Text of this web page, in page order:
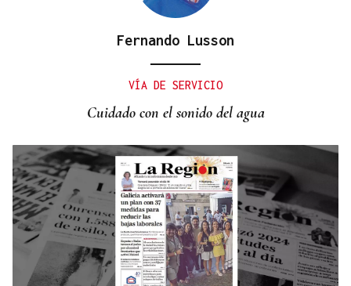
La UE lanza una campaña de ahorro energético
Fernando Lusson
VÍA DE SERVICIO
Cuidado con el sonido del agua